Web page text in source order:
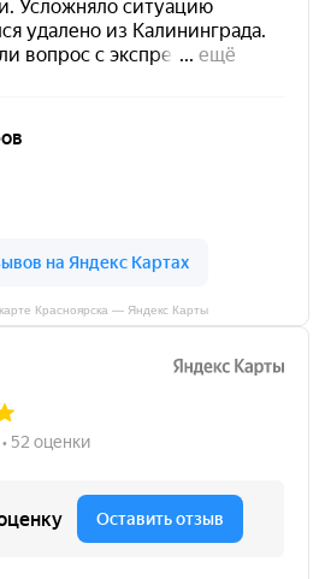
Красноярска — Яндекс Карты